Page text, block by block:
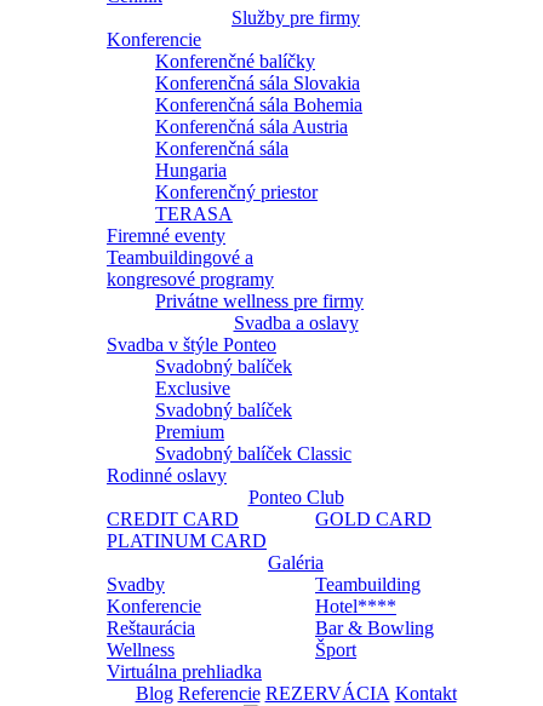
Služby pre firmy
Konferencie
Konferenčné balíčky
Konferenčná sála Slovakia
Konferenčná sála Bohemia
Konferenčná sála Austria
Konferenčná sála
Hungaria
Konferenčný priestor
TERASA
Firemné eventy
Teambuildingové a
kongresové programy
Privátne wellness pre firmy
Svadba a oslavy
Svadba v štýle Ponteo
Svadobný balíček
Exclusive
Svadobný balíček
Premium
Svadobný balíček Classic
Rodinné oslavy
Ponteo Club
CREDIT CARD
GOLD CARD
PLATINUM CARD
Galéria
Svadby
Teambuilding
Konferencie
Hotel****
Reštaurácia
Bar & Bowling
Wellness
Šport
Virtuálna prehliadka
Blog Referencie REZERVÁCIA Kontakt